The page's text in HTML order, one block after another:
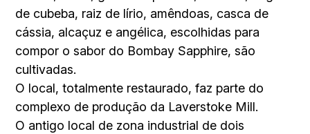
de cubeba, raiz de lírio, amêndoas, casca de
cássia, alcaçuz e angélica, escolhidas para
compor o sabor do Bombay Sapphire, são
cultivadas.
O local, totalmente restaurado, faz parte do
complexo de produção da Laverstoke Mill.
O antigo local de zona industrial de dois